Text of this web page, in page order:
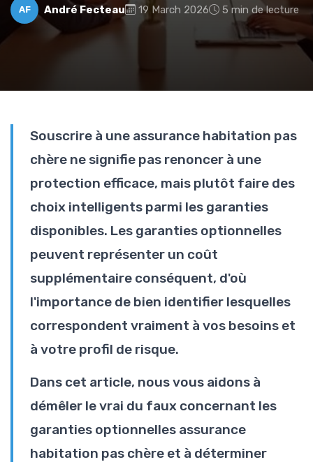
AF André Fecteau 19 March 2026 5 min de lecture
Souscrire à une assurance habitation pas
chère ne signifie pas renoncer à une
protection efficace, mais plutôt faire des
choix intelligents parmi les garanties
disponibles. Les garanties optionnelles
peuvent représenter un coût
supplémentaire conséquent, d'où
l'importance de bien identifier lesquelles
correspondent vraiment à vos besoins et
à votre profil de risque.
Dans cet article, nous vous aidons à
démêler le vrai du faux concernant les
garanties optionnelles assurance
habitation pas chère et à déterminer